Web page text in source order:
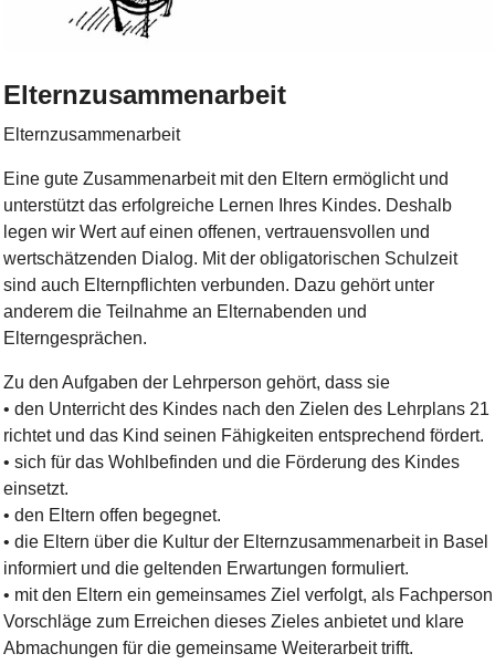
Elternzusammenarbeit
Elternzusammenarbeit
Eine gute Zusammenarbeit mit den Eltern ermöglicht und
unterstützt das erfolgreiche Lernen Ihres Kindes. Deshalb
legen wir Wert auf einen offenen, vertrauensvollen und
wertschätzenden Dialog. Mit der obligatorischen Schulzeit
sind auch Elternpflichten verbunden. Dazu gehört unter
anderem die Teilnahme an Elternabenden und
Elterngesprächen.
Zu den Aufgaben der Lehrperson gehört, dass sie
• den Unterricht des Kindes nach den Zielen des Lehrplans 21
richtet und das Kind seinen Fähigkeiten entsprechend fördert.
• sich für das Wohlbefinden und die Förderung des Kindes
einsetzt.
• den Eltern offen begegnet.
• die Eltern über die Kultur der Elternzusammenarbeit in Basel
informiert und die geltenden Erwartungen formuliert.
• mit den Eltern ein gemeinsames Ziel verfolgt, als Fachperson
Vorschläge zum Erreichen dieses Zieles anbietet und klare
Abmachungen für die gemeinsame Weiterarbeit trifft.